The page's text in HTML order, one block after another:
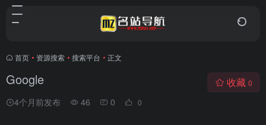
首页 • 资源搜索 • 搜索平台 • 正文
Google
4个月前发布 46 0 0
收藏 0